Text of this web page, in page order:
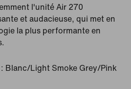
l'unité Air 270
et audacieuse, qui met en
la plus performante en
Blanc/Light Smoke Grey/Pink